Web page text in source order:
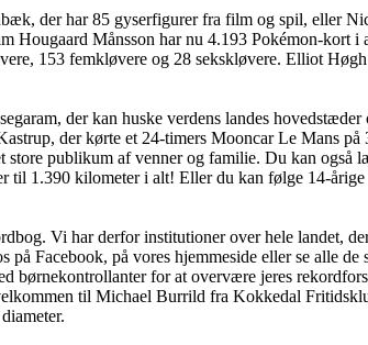
der har 85 gyserfigurer fra film og spil, eller
Hougaard Månsson har nu 4.193 Pokémon-kort
153 femkløvere og 28 sekskløvere. Elliot
der kan huske verdens landes
der kørte et 24-timers Mooncar Le Mans
store publikum af venner og familie. Du kan
til 1.390 kilometer i alt! Eller du kan følge 14-
Vi har derfor institutioner over hele landet,
Facebook, på vores hjemmeside eller se alle
børnekontrollanter for at overvære jeres
til Michael Burrild fra Kokkedal